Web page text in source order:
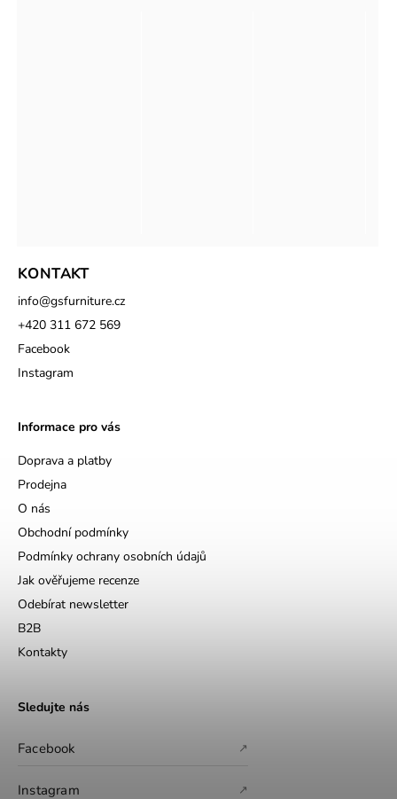
KONTAKT
info@gsfurniture.cz
+420 311 672 569
Facebook
Instagram
Informace pro vás
Doprava a platby
Prodejna
O nás
Obchodní podmínky
Podmínky ochrany osobních údajů
Jak ověřujeme recenze
Odebírat newsletter
B2B
Kontakty
Sledujte nás
Facebook ↗
Instagram ↗